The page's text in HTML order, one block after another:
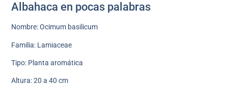
Albahaca en pocas palabras
Nombre: Ocimum basilicum
Familia: Lamiaceae
Tipo: Planta aromática
Altura: 20 a 40 cm